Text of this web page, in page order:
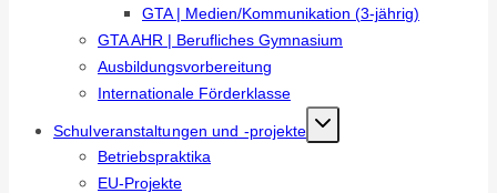
GTA | Medien/Kommunikation (3-jährig)
GTA AHR | Berufliches Gymnasium
Ausbildungsvorbereitung
Internationale Förderklasse
Schulveranstaltungen und -projekte
Betriebspraktika
EU-Projekte